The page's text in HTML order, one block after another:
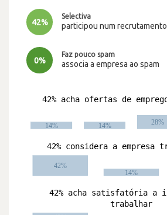
42%
Selectiva
participou num recrutamento
0%
Faz pouco spam
associa a empresa ao spam